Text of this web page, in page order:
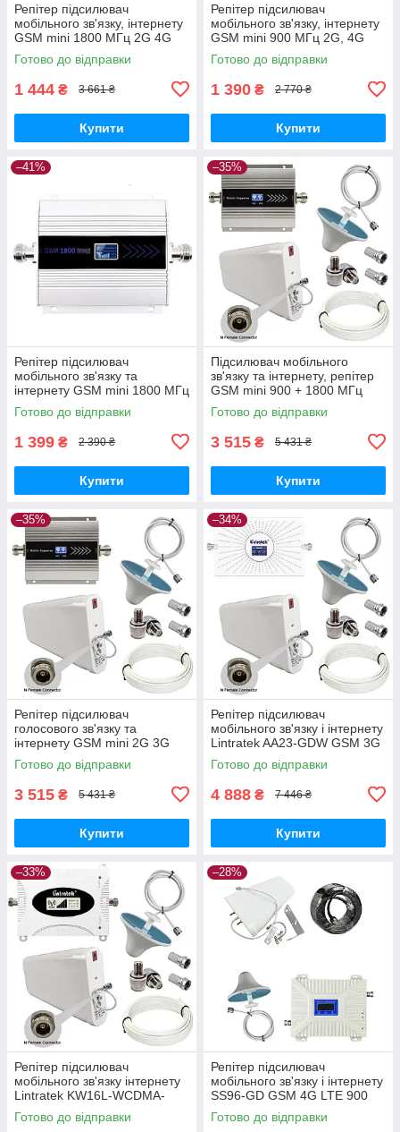
Репітер підсилювач
мобільного зв'язку, інтернету
GSM mini 1800 МГц 2G 4G
LTE (комплект +
всеспрямовані антени)
Готово до відправки
1 444 ₴ 3 661 ₴
Купити
Репітер підсилювач
мобільного зв'язку, інтернету
GSM mini 900 МГц 2G, 4G
LTE (всеспрямовані антени)
Готово до відправки
1 390 ₴ 2 770 ₴
Купити
–41%
Репітер підсилювач
мобільного зв'язку та
інтернету GSM mini 1800 МГц
GSM, 4G LTE
Готово до відправки
1 399 ₴ 2 390 ₴
Купити
–35%
Підсилювач мобільного
зв'язку та інтернету, репітер
GSM mini 900 + 1800 МГц
2G, 4G LTE (10/3 дБі )
Готово до відправки
3 515 ₴ 5 431 ₴
Купити
–35%
Репітер підсилювач
голосового зв'язку та
інтернету GSM mini 2G 3G
4G сигналу 1800 та 2100 МГц
(10/3 дБі)
Готово до відправки
3 515 ₴ 5 431 ₴
Купити
–34%
Репітер підсилювач
мобільного зв'язку і інтернету
Lintratek AA23-GDW GSM 3G
4G 900 1800 2100 МГц (10/3
дБі)
Готово до відправки
4 888 ₴ 7 446 ₴
Купити
–33%
Репітер підсилювач
мобільного зв'язку інтернету
Lintratek KW16L-WCDMA-
PRO 3G 2100 МГц з AGC
АРП (10/3 дБі)
Готово до відправки
–28%
Репітер підсилювач
мобільного зв'язку і інтернету
SS96-GD GSM 4G LTE 900
1800 МГц (10/3 дБі)
Готово до відправки